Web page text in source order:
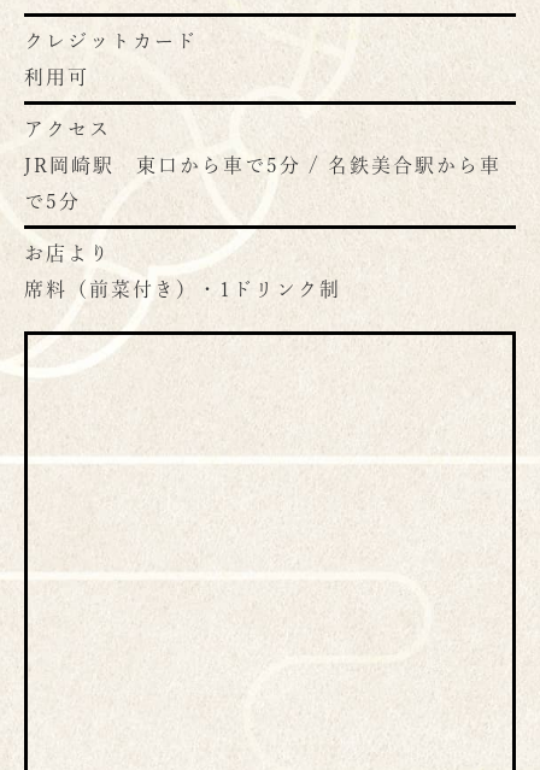
クレジットカード
利用可
アクセス
JR岡崎駅 東口から車で5分 / 名鉄美合駅から車
で5分
お店より
席料（前菜付き）・1ドリンク制